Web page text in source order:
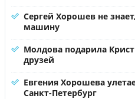
Сергей Хорошев не
машину
Молдова подарила
друзей
Евгения Хорошева
Санкт-Петербург